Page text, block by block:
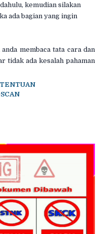
kemudian silakan
ada bagian yang ingin
membaca tata cara dan
tidak ada kesalah pahaman